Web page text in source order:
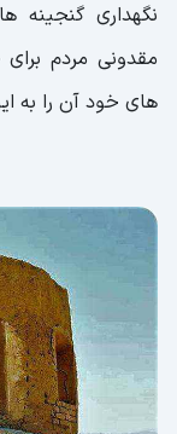
نگهداری
مقدونی مردم برای
های خود آن را به